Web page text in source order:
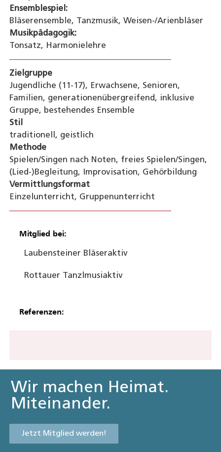
Ensemblespiel:
Bläserensemble, Tanzmusik, Weisen-/Arienbläser
Musikpädagogik:
Tonsatz, Harmonielehre
Zielgruppe
Jugendliche (11-17), Erwachsene, Senioren,
Familien, generationenübergreifend, inklusive
Gruppe, bestehendes Ensemble
Stil
traditionell, geistlich
Methode
Spielen/Singen nach Noten, freies Spielen/Singen,
(Lied-)Begleitung, Improvisation, Gehörbildung
Vermittlungsformat
Einzelunterricht, Gruppenunterricht
Mitglied bei:
Laubensteiner Bläseraktiv
Rottauer Tanzlmusiaktiv
Referenzen:
Wir machen Heimat.
Miteinander.
Jetzt Mitglied werden!